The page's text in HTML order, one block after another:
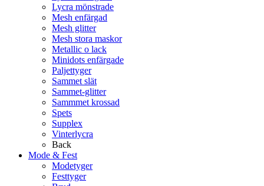
Lycra mönstrade
Mesh enfärgad
Mesh glitter
Mesh stora maskor
Metallic o lack
Minidots enfärgade
Paljettyger
Sammet slät
Sammet-glitter
Sammmet krossad
Spets
Supplex
Vinterlycra
Back
Mode & Fest
Modetyger
Festtyger